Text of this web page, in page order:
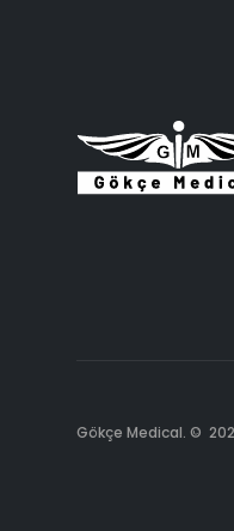
Gökçe Medical. ©